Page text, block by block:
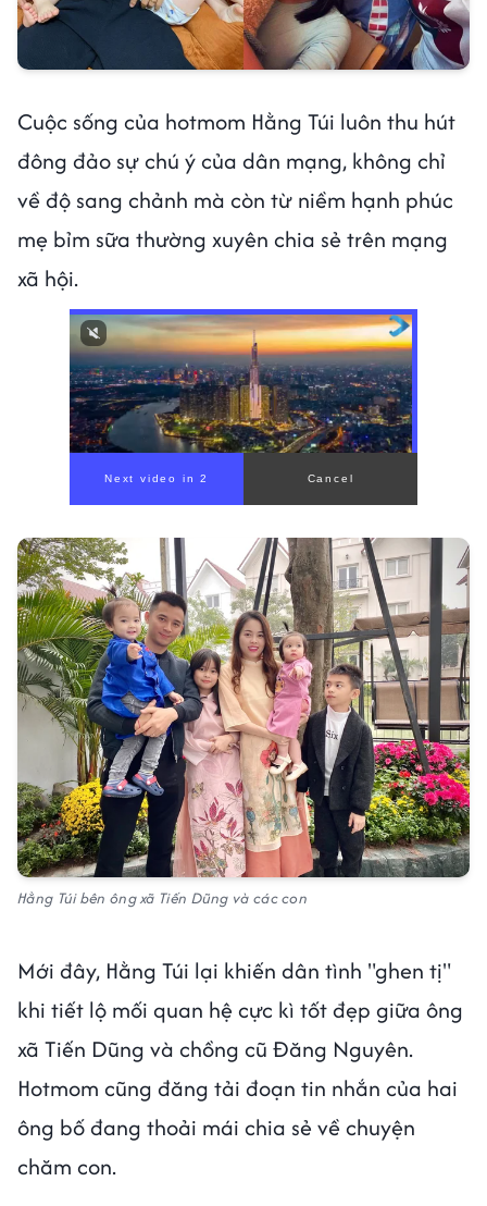
Cuộc sống của hotmom Hằng Túi luôn thu hút
đông đảo sự chú ý của dân mạng, không chỉ
về độ sang chảnh mà còn từ niềm hạnh phúc
mẹ bỉm sữa thường xuyên chia sẻ trên mạng
xã hội.
Hằng Túi bên ông xã Tiến Dũng và các con
Mới đây, Hằng Túi lại khiến dân tình "ghen tị"
khi tiết lộ mối quan hệ cực kì tốt đẹp giữa ông
xã Tiến Dũng và chồng cũ Đăng Nguyên.
Hotmom cũng đăng tải đoạn tin nhắn của hai
ông bố đang thoải mái chia sẻ về chuyện
chăm con.